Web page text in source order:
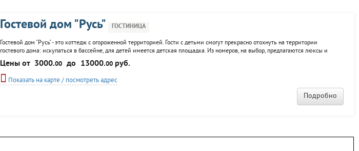
Гостевой дом "Русь" ГОСТИНИЦА
Гостевой дом "Русь" - это коттедж с огороженной территорией. Гости с детьми смогут прекрасно отохнуть на территории
гостевого дома: искупаться в бассейне, для детей имеется детская площадка. Из номеров, на выбор, предлагаются люксы и
полулюксы. С балконов номеров - прекрасный вид на морское побережье. В кафе отеля можно заказать домашнее питание. К
услугам постояльцев гостевого дома...
Цены от 3000.00 до 13000.00руб.
Показать на карте / посмотреть адрес
Подробно